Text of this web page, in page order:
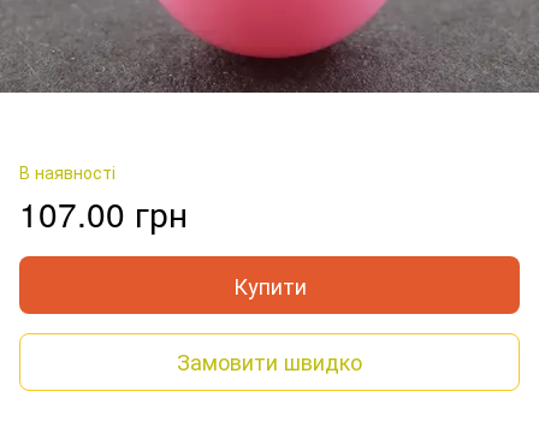
В наявності
107.00 грн
Купити
Замовити швидко